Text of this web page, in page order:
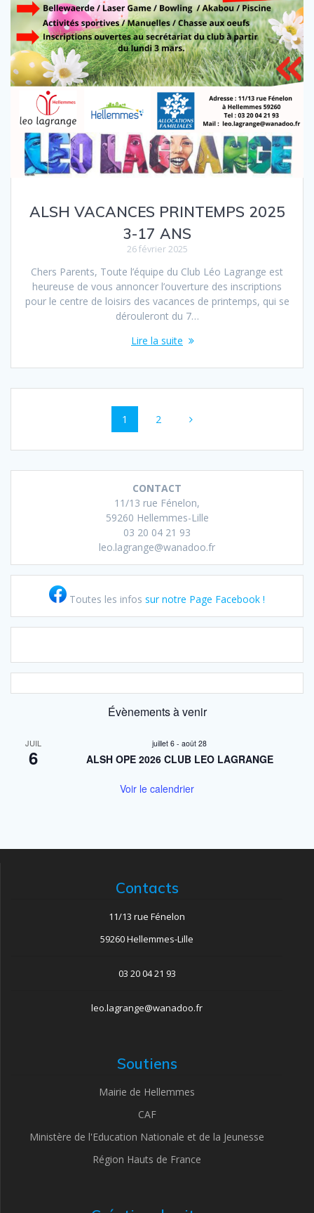
ALSH VACANCES PRINTEMPS 2025
3-17 ANS
26 février 2025
Chers Parents, Toute l’équipe du Club Léo Lagrange est
heureuse de vous annoncer l’ouverture des inscriptions
pour le centre de loisirs des vacances de printemps, qui se
dérouleront du 7…
Lire la suite
Navigation
sein
Page
1 Page
2
CONTACT
11/13 rue Fénelon,
59260 Hellemmes-Lille
03 20 04 21 93
leo.lagrange@wanadoo.fr
Toutes les infos sur notre Page Facebook !
Évènements à venir
JUIL
6
juillet 6 - août 28
ALSH OPE 2026 CLUB LEO LAGRANGE
Voir le calendrier
Contacts
11/13 rue Fénelon
59260 Hellemmes-Lille
03 20 04 21 93
leo.lagrange@wanadoo.fr
Soutiens
Mairie de Hellemmes
CAF
Ministère de l'Education Nationale et de la Jeunesse
Région Hauts de France